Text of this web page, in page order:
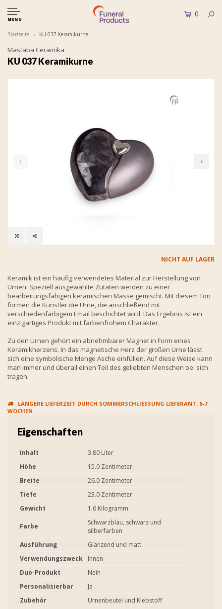
MENU
0
Startseite KU 037 Keramikurne
Mastaba Ceramika
KU 037 Keramikurne
NICHT AUF LAGER
Keramik ist ein häufig verwendetes Material zur Herstellung von
Urnen. Speziell ausgewählte Zutaten werden zu einer
bearbeitungsfähigen keramischen Masse gemischt. Mit diesem Ton
formen die Künstler die Urne, die anschließend mit
verschiedenfarbigem Email beschichtet wird. Das Ergebnis ist ein
einzigartiges Produkt mit farbenfrohem Charakter.
Zu den Urnen gehört ein abnehmbarer Magnet in Form eines
Keramikherzens. In das magnetische Herz der großen Urne lässt
sich eine symbolische Menge Asche einfüllen. Auf diese Weise kann
man immer und überall einen Teil des geliebten Menschen bei sich
tragen.
LÄNGERE LIEFERZEIT DURCH SOMMERSCHLIESSUNG LIEFERANT: 6-7 W
OCHEN
Eigenschaften
Inhalt
3.80 Liter
Höhe
15.0 Zentimeter
Breite
26.0 Zentimeter
Tiefe
23.0 Zentimeter
Gewicht
1.6 Kilogramm
Farbe
Schwarzblau, schwarz und
silberfarben
Ausführung
Glänzend und matt
Verwendungszweck
Innen
Duo-Produkt
Nein
Personalisierbar
Ja
Zubehör
Urnenbeutel und Klebstoff